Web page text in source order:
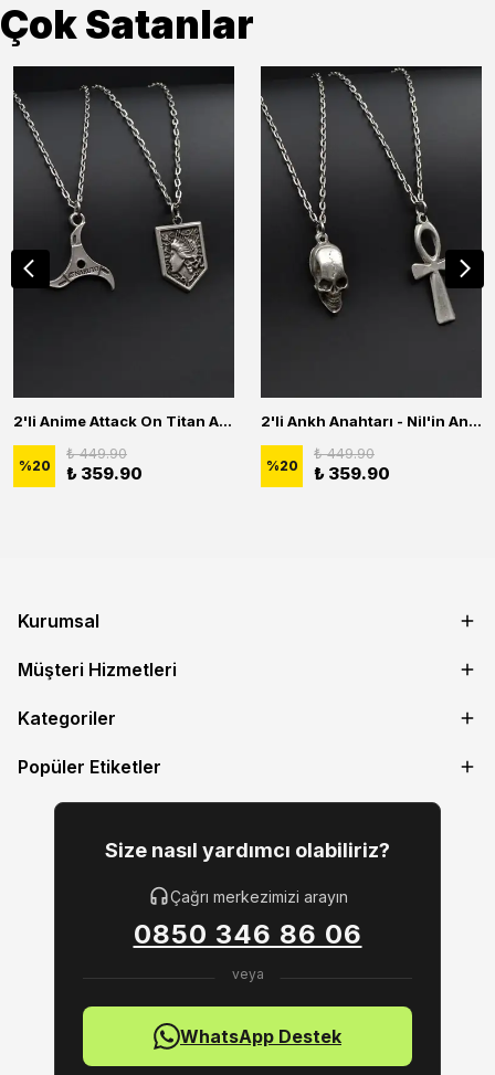
Çok Satanlar
2'li Anime Attack On Titan Acrylic Maria Anime Naruto Erkek Kadın Kolye Seti
%20
₺ 449.90
₺ 359.90
2'li Ankh Anahtarı - Nil'in Anahtarı - Kuru Kafa Erkek Kadın Kolye Seti
%20
₺ 449.90
₺ 359.90
Kurumsal
Müşteri Hizmetleri
Kategoriler
Popüler Etiketler
Size nasıl yardımcı olabiliriz?
Çağrı merkezimizi arayın
0850 346 86 06
WhatsApp Destek